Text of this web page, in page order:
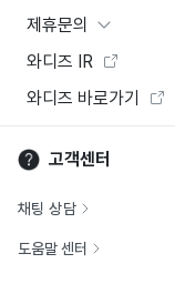
제휴문의
와디즈 IR
와디즈 바로가기
고객센터
채팅 상담
도움말 센터